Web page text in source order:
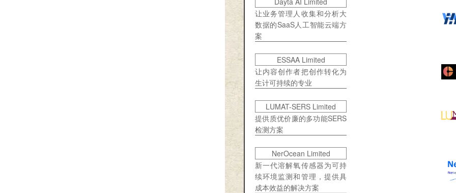
让业务管理人收集和分析大
数据的SaaS人工智能云端方
案
ESSAA Limited
让内容创作者把创作转化为
生计可持续的专业
LUMAT-SERS Limited
提供质优价廉的多功能SERS
检测方案
NerOcean Limited
新一代溶解氧传感器为可持
续环境监测和管理，提供具
成本效益的解决方案